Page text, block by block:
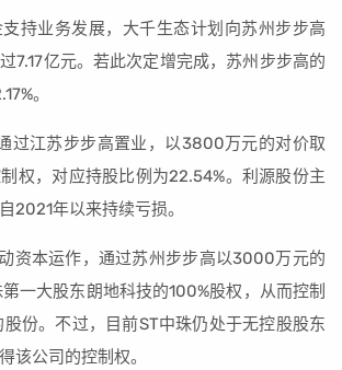
持业务发展，大千生态计划向苏州步步高
7.17亿元。若此次定增完成，苏州步步高的
。
过江苏步步高置业，以3800万元的对价取
权，对应持股比例为22.54%。利源股份主
2021年以来持续亏损。
资本运作，通过苏州步步高以3000万元的
一大股东朗地科技的100%股权，从而控制
股份。不过，目前ST中珠仍处于无控股股东
该公司的控制权。